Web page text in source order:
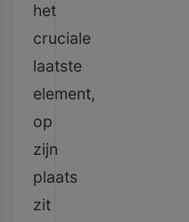
het
cruciale
laatste
element,
op
zijn
plaats
zit